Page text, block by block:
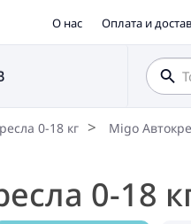
О нас Оплата и
0-18 кг Migo
0-18